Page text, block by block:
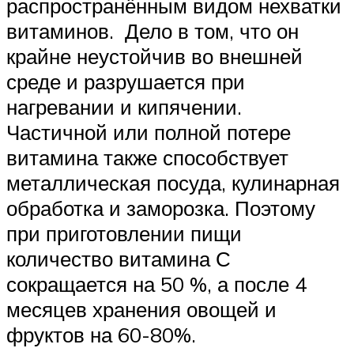
распространённым видом нехватки
витаминов. Дело в том, что он
крайне неустойчив во внешней
среде и разрушается при
нагревании и кипячении.
Частичной или полной потере
витамина также способствует
металлическая посуда, кулинарная
обработка и заморозка. Поэтому
при приготовлении пищи
количество витамина С
сокращается на 50 %, а после 4
месяцев хранения овощей и
фруктов на 60-80%.